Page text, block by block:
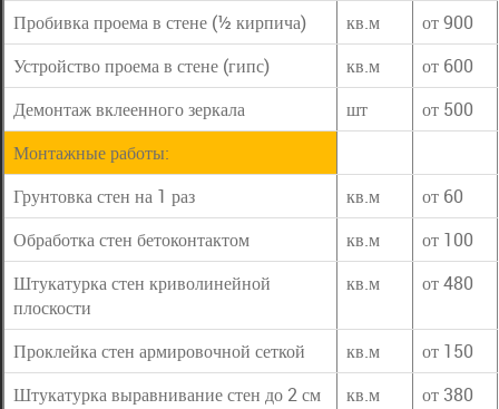
Пробивка проема в стене (½ кирпича)
кв.м
от 900
Устройство проема в стене (гипс)
кв.м
от 600
Демонтаж вклеенного зеркала
шт
от 500
Монтажные работы:
Грунтовка стен на 1 раз
кв.м
от 60
Обработка стен бетоконтактом
кв.м
от 100
Штукатурка стен криволинейной
плоскости
кв.м от 480
Проклейка стен армировочной сеткой кв.м
от 150
Штукатурка выравнивание стен до 2 см
кв.м
от 380